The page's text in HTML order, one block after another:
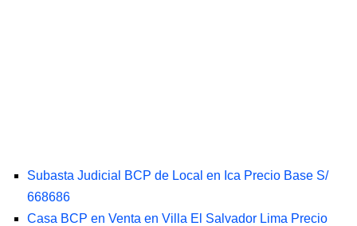
Subasta Judicial BCP de Local en Ica Precio Base S/
668686
Casa BCP en Venta en Villa El Salvador Lima Precio